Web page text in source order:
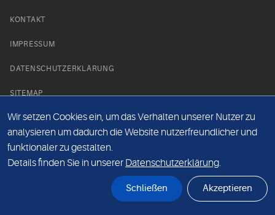
KONTAKT
IMPRESSUM
DATENSCHUTZERKLÄRUNG
SITEMAP
NEWS PARTNER
Wir setzen Cookies ein, um das Verhalten unserer Nutzer zu
analysieren um dadurch die Website nutzerfreundlicher und
funktionaler zu gestalten.
Details finden Sie in unserer Datenschutzerklärung.
Schließen Akzeptieren